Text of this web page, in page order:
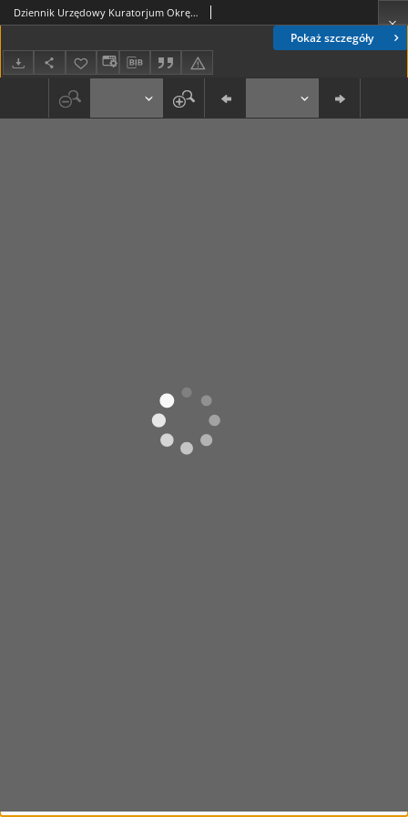
Pokaż szczegóły
Dziennik Urzędowy Kuratorjum Okręgu Szkolnego Lubelskiego R. 6, 1933/1934 Nr 4 (58)